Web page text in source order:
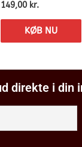
149,00 kr.
KØB NU
direkte i din